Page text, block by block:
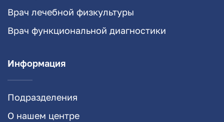
Врач лечебной физкультуры
Врач функциональной диагностики
Информация
Подразделения
О нашем центре